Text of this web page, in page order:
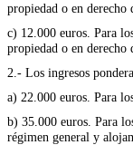
propiedad o en derecho
c) 12.000 euros. Para
propiedad o en derecho
2.- Los ingresos
a) 22.000 euros. Para
b) 35.000 euros. Para
régimen general y